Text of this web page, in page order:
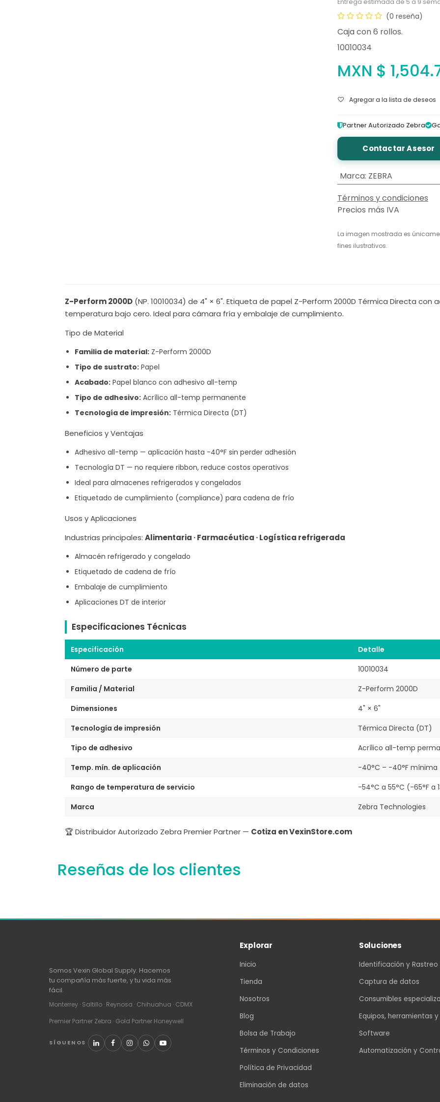
(0 reseña)
Caja con 6 rollos.
10010034
MXN $
Agregar a la lista de deseos
Partner Autorizado Zebra
Contactar Asesor
Marca: ZEBRA
Términos y condiciones
Precios más IVA
La imagen mostrada es
fines ilustrativos.
Z-Perform 2000D (NP. 10010034) de 4" × 6". Etiqueta de papel Z-Perform 2000D Térmica Directa
temperatura bajo cero. Ideal para cámara fría y embalaje de cumplimiento.
Tipo de Material
Familia de material: Z-Perform 2000D
Tipo de sustrato: Papel
Acabado: Papel blanco con adhesivo all-temp
Tipo de adhesivo: Acrílico all-temp permanente
Tecnología de impresión: Térmica Directa (DT)
Beneficios y Ventajas
Adhesivo all-temp — aplicación hasta -40°F sin perder adhesión
Tecnología DT — no requiere ribbon, reduce costos operativos
Ideal para almacenes refrigerados y congelados
Etiquetado de cumplimiento (compliance) para cadena de frío
Usos y Aplicaciones
Industrias principales: Alimentaria · Farmacéutica · Logística refrigerada
Almacén refrigerado y congelado
Etiquetado de cadena de frío
Embalaje de cumplimiento
Aplicaciones DT de interior
Especificaciones Técnicas
Especificación
Detalle
Número de parte
10010034
Familia / Material
Z-Perform 2000D
Dimensiones
4" × 6"
Tecnología de impresión
Térmica Directa (DT)
Tipo de adhesivo
Acrílico all-temp
Temp. mín. de aplicación
-40°C – -40°F mínima
Rango de temperatura de servicio
-54°C a 55°C (-65°F a
Marca
Zebra Technologies
🏆 Distribuidor Autorizado Zebra Premier Partner — Cotiza en VexinStore.com
Reseñas de los clientes
Somos Vexin Global Supply. Hacemos
tu compañía más fuerte, y tu vida más
fácil.
Monterrey · Saltillo · Reynosa · Chihuahua · CDMX
Premier Partner Zebra · Gold Partner Honeywell
SÍGUENOS
Explorar
Inicio
Tienda
Nosotros
Blog
Bolsa de Trabajo
Términos y Condiciones
Política de Privacidad
Eliminación de datos
Soluciones
Identificación y Rastreo
Captura de datos
Consumibles
Equipos, herramientas
Software
Automatización y